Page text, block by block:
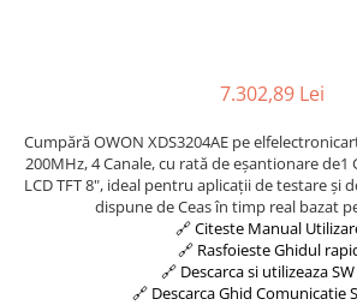
7.302,89 Lei
Cumpără OWON XDS3204AE pe
200MHz, 4 Canale, cu rată de eșantionare de1
LCD TFT 8", ideal pentru aplicații de testare și
dispune de Ceas în timp real bazat
🔗 Citeste Manual
🔗 Rasfoieste Ghidul
🔗 Descarca si utilizeaza SW
🔗 Descarca Ghid Comunicatie